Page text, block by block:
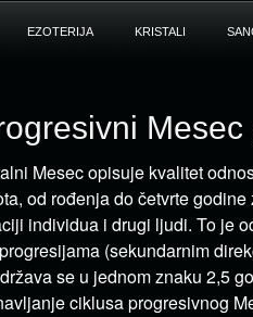
EZOTERIJA KRISTALI
Mesec opisuje kvalitet
od rođenja do četvrte
individua i drugi ljudi. To je
(sekundarnim
se u jednom znaku 2,5
ciklusa progresivnog